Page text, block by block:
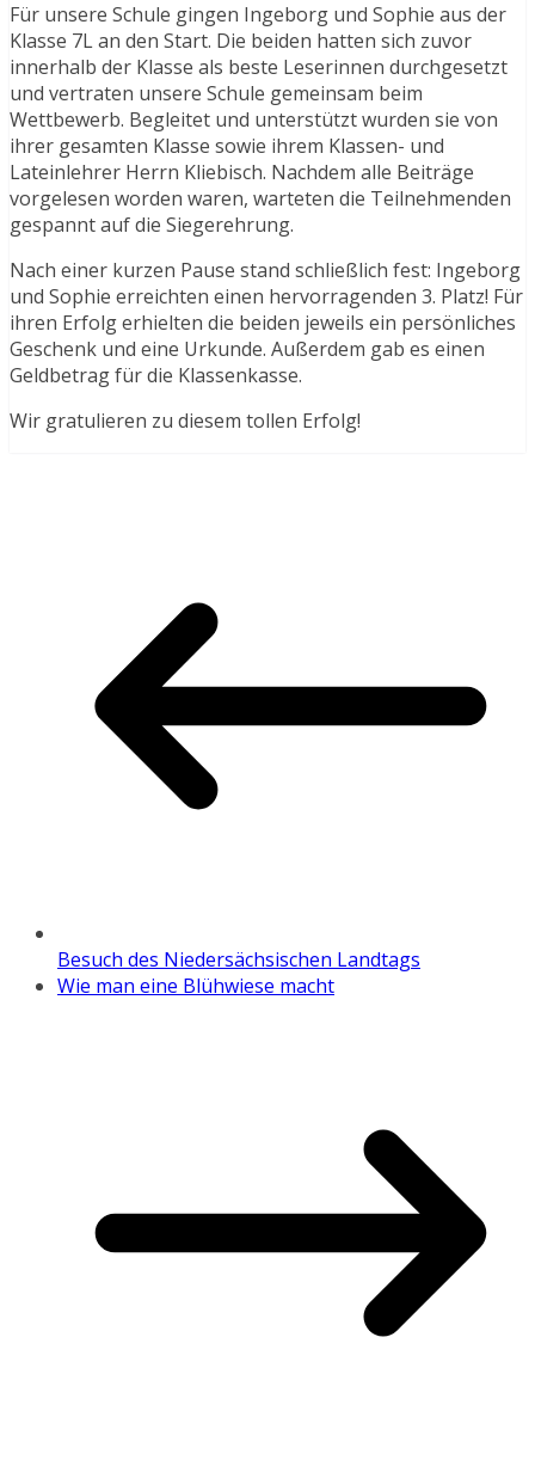
Für unsere Schule gingen Ingeborg und Sophie aus der
Klasse 7L an den Start. Die beiden hatten sich zuvor
innerhalb der Klasse als beste Leserinnen durchgesetzt
und vertraten unsere Schule gemeinsam beim
Wettbewerb. Begleitet und unterstützt wurden sie von
ihrer gesamten Klasse sowie ihrem Klassen- und
Lateinlehrer Herrn Kliebisch. Nachdem alle Beiträge
vorgelesen worden waren, warteten die Teilnehmenden
gespannt auf die Siegerehrung.
Nach einer kurzen Pause stand schließlich fest: Ingeborg
und Sophie erreichten einen hervorragenden 3. Platz! Für
ihren Erfolg erhielten die beiden jeweils ein persönliches
Geschenk und eine Urkunde. Außerdem gab es einen
Geldbetrag für die Klassenkasse.
Wir gratulieren zu diesem tollen Erfolg!
Besuch des Niedersächsischen Landtags
Wie man eine Blühwiese macht